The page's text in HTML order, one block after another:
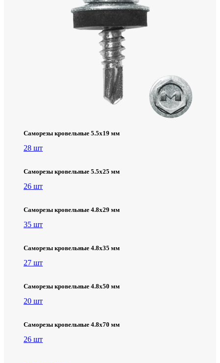
Саморезы кровельные 5.5х19 мм
28 шт
Саморезы кровельные 5.5х25 мм
26 шт
Саморезы кровельные 4.8х29 мм
35 шт
Саморезы кровельные 4.8х35 мм
27 шт
Саморезы кровельные 4.8х50 мм
20 шт
Саморезы кровельные 4.8х70 мм
26 шт